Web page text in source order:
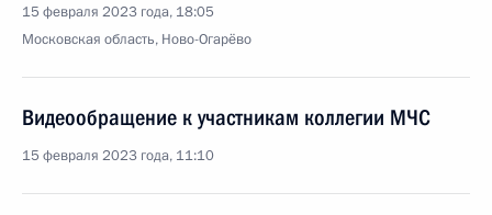
15 февраля 2023 года, 18:05
Московская область, Ново-Огарёво
Видеообращение к участникам коллегии МЧС
15 февраля 2023 года, 11:10